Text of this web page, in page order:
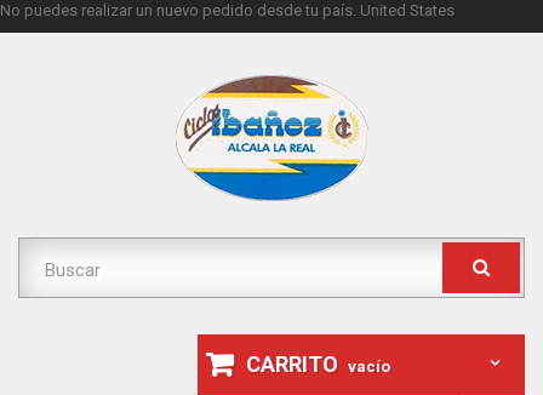
No puedes realizar un nuevo pedido desde tu país. United States
CARRITO vacío